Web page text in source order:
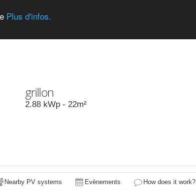
Plus d'infos.
grillon
2.88 kWp - 22m²
Nearby PV systems Evènements How does it work?